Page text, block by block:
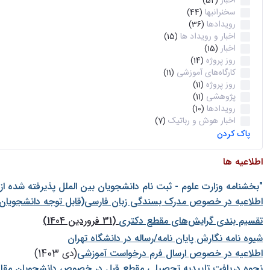
سخنرانیها (44)
رویدادها (36)
اخبار و رویداد ها (15)
اخبار (15)
روز پروژه (14)
کارگاه‌های آموزشی (11)
روز پروژه (11)
پژوهشی (11)
رویدادها (10)
اخبار هوش و رباتیک (7)
پاک کردن
اطلاعیه ها
"بخشنامه وزارت علوم - ثبت نام دانشجويان بين الملل پذيرفته شده
اطلاعیه در خصوص مدرک بسندگی زبان فارسی(قابل توجه
تقسیم بندی گرایش‌های مقطع دکتری(31 فروردین 1404)
شيوه نامه نگارش پايان نامه/رساله در دانشگاه تهران
اطلاعیه در خصوص ارسال فرم درخواست آموزشی(دی 1403)